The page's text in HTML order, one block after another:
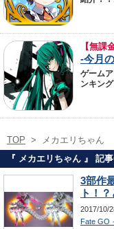
【無課
-今月
ゲーム
ンキン
TOP >
メカエリちゃん
『 メカエリちゃん 』 記
3部作
ト！
2017/10/
Fate GO